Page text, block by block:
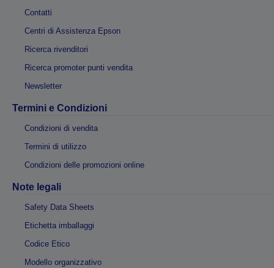
Contatti
Centri di Assistenza Epson
Ricerca rivenditori
Ricerca promoter punti vendita
Newsletter
Termini e Condizioni
Condizioni di vendita
Termini di utilizzo
Condizioni delle promozioni online
Note legali
Safety Data Sheets
Etichetta imballaggi
Codice Etico
Modello organizzativo